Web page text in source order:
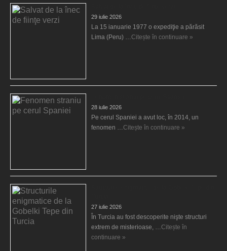
29 iulie 2026
La 15 ianuarie 1977 o expediţie a părăsit
Lima (Peru) …Citește în continuare »
28 iulie 2026
Pe cerul Spaniei a avut loc, în 2014, un
fenomen …Citește în continuare »
27 iulie 2026
În Turcia au fost descoperite nişte structuri
extrem de misterioase, …Citește în
continuare »